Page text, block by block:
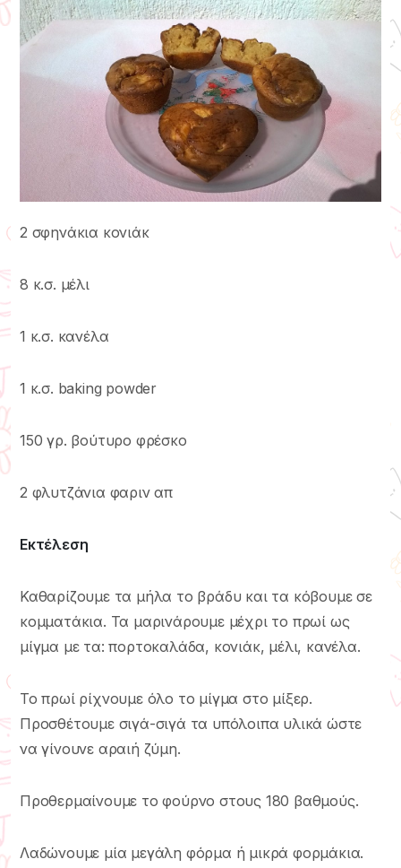
2 σφηνάκια κονιάκ
8 κ.σ. μέλι
1 κ.σ. κανέλα
1 κ.σ. baking powder
150 γρ. βούτυρο φρέσκο
2 φλυτζάνια φαριν απ
Εκτέλεση
Καθαρίζουμε τα μήλα το βράδυ και τα κόβουμε σε
κομματάκια. Τα μαρινάρουμε μέχρι το πρωί ως
μίγμα με τα: πορτοκαλάδα, κονιάκ, μέλι, κανέλα.
Το πρωί ρίχνουμε όλο το μίγμα στο μίξερ.
Προσθέτουμε σιγά-σιγά τα υπόλοιπα υλικά ώστε
να γίνουνε αραιή ζύμη.
Προθερμαίνουμε το φούρνο στους 180 βαθμούς.
Λαδώνουμε μία μεγάλη φόρμα ή μικρά φορμάκια.